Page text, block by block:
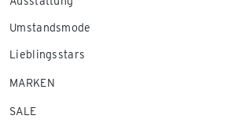
Umstandsmode
Lieblingsstars
MARKEN
SALE